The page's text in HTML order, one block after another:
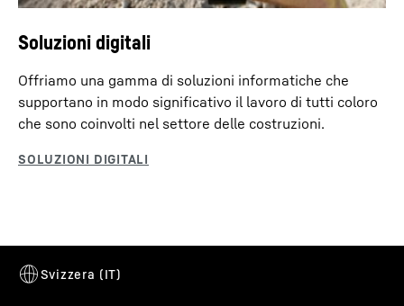
Soluzioni digitali
Offriamo una gamma di soluzioni informatiche che
supportano in modo significativo il lavoro di tutti coloro
che sono coinvolti nel settore delle costruzioni.